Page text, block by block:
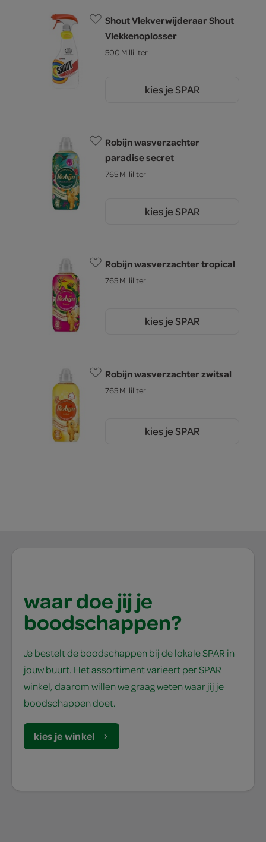
Shout Vlekverwijderaar Shout
Vlekkenoplosser
500 Milliliter
kies je SPAR
Robijn wasverzachter
paradise secret
765 Milliliter
kies je SPAR
Robijn wasverzachter tropical
765 Milliliter
kies je SPAR
Robijn wasverzachter zwitsal
765 Milliliter
kies je SPAR
waar doe jij je
boodschappen?
Je bestelt de boodschappen bij de lokale SPAR in
jouw buurt. Het assortiment varieert per SPAR
winkel, daarom willen we graag weten waar jij je
boodschappen doet.
kies je winkel